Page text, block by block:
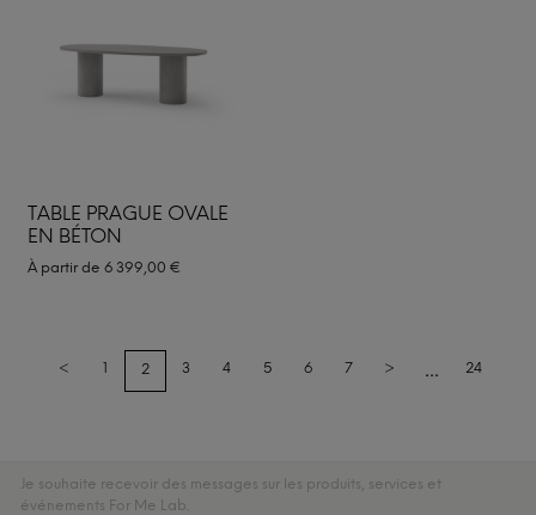
TABLE PRAGUE OVALE
EN BÉTON
À partir de 6 399,00 €
< 1 2 3 4 5 6 7 > ... 24
Je souhaite recevoir des messages sur les produits, services et
événements For Me Lab.